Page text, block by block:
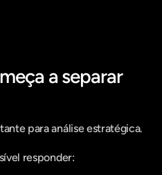
a separar
para análise estratégica.
responder: